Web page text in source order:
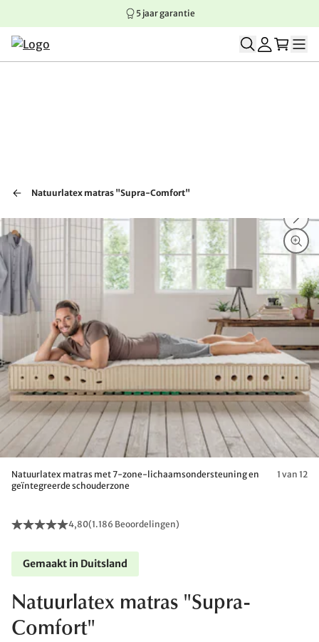
Springen naar hoofdinhoud
Springen naar hoofdnavigatie
Springen naar voettekst
5 jaar garantie
Natuurlatex matras "Supra-Comfort"
Natuurlatex matras met 7-zone-lichaamsondersteuning en
geïntegreerde schouderzone
1 van 12
4,80(1.186 Beoordelingen)
Gemaakt in Duitsland
Natuurlatex matras "Supra-
Comfort"